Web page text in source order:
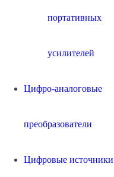
портативных
усилителей
Цифро-аналоговые
преобразователи
Цифровые источники